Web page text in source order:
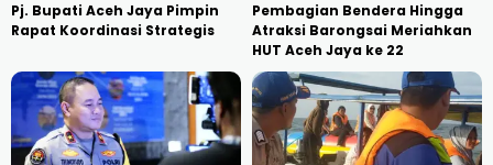
Pj. Bupati Aceh Jaya Pimpin
Rapat Koordinasi Strategis
Pembagian Bendera Hingga
Atraksi Barongsai Meriahkan
HUT Aceh Jaya ke 22